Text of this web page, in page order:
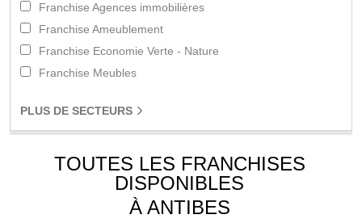
Franchise Agences immobilières
Franchise Ameublement
Franchise Economie Verte - Nature
Franchise Meubles
PLUS DE SECTEURS
TOUTES LES FRANCHISES
DISPONIBLES
À ANTIBES